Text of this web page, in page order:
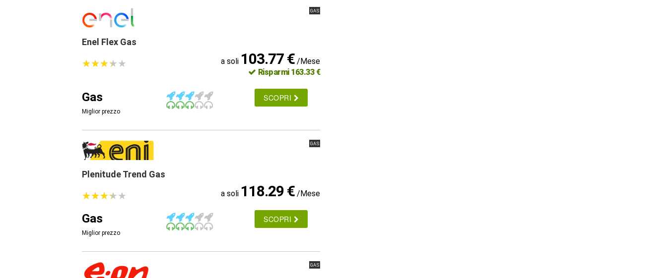
GAS
Enel Flex Gas
★★★★★
★★★★★ a soli 103.77 € /Mese
Risparmi 163.33 €
Gas
Miglior prezzo
SCOPRI
GAS
Plenitude Trend Gas
★★★★★
★★★★★ a soli 118.29 € /Mese
Gas
Miglior prezzo
SCOPRI
GAS